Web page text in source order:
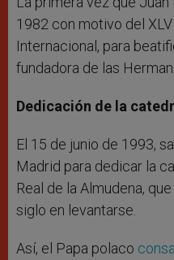
1982 con motivo del
Internacional, para
fundadora de las
Dedicación de la
El 15 de junio de 1993,
Madrid para dedicar la
Real de la Almudena,
siglo en levantarse.
Así, el Papa polaco